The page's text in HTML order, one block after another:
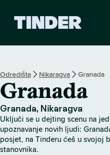
r
n
a
l
o
v
Odredišta Nikaragva Granada
Granada
Granada, Nikaragva
Uključi se u dejting scenu na
upoznavanje novih ljudi:
posjet, na Tinderu ćeš u svojoj
stanovnika.